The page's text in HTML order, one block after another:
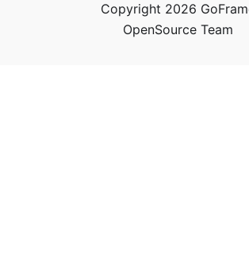
Copyright 2026
OpenSource Team